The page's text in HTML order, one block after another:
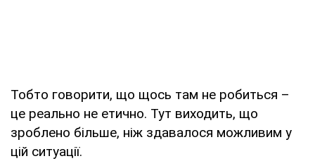
Тобто говорити, що щось там не робиться –
це реально не етично. Тут виходить, що
зроблено більше, ніж здавалося можливим у
цій ситуації.